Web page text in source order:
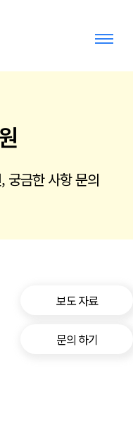
궁금한 사항 문의
보도 자료
문의 하기